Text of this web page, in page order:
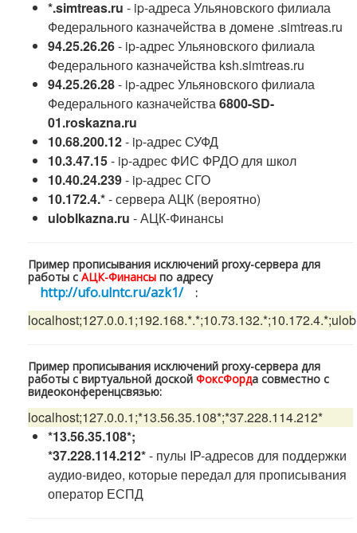
*.simtreas.ru - ip-адреса Ульяновского филиала
Федерального казначейства в домене .simtreas.ru
94.25.26.26- ip-адрес Ульяновского филиала
Федерального казначейства ksh.simtreas.ru
94.25.26.28- ip-адрес Ульяновского филиала
Федерального казначейства6800-SD-
01.roskazna.ru
10.68.200.12- ip-адрес СУФД
10.3.47.15- ip-адрес ФИС ФРДО для школ
10.40.24.239- ip-адрес СГО
10.172.4.*- сервера АЦК (вероятно)
uloblkazna.ru - АЦК-Финансы
Пример прописывания исключений proxy-сервера для
работы с АЦК-Финансы по адресу
http://ufo.ulntc.ru/azk1/ :
Пример прописывания исключений proxy-сервера для
работы с виртуальной доской ФоксФорда совместно с
видеоконференцсвязью:
localhost;127.0.0.1;*13.56.35.108*;*37.228.114.212*
*13.56.35.108*;
*37.228.114.212*- пулы IP-адресов для поддержки
аудио-видео, которые передал для прописывания
оператор ЕСПД